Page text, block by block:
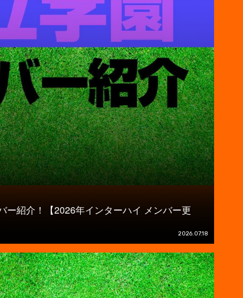
ー紹介！【2026年インターハイ メンバー更
2026.07.18